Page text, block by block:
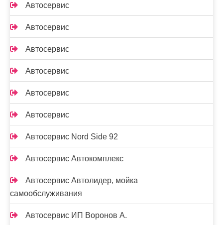
Автосервис
Автосервис
Автосервис
Автосервис
Автосервис
Автосервис
Автосервис Nord Side 92
Автосервис Автокомплекс
Автосервис Автолидер, мойка
самообслуживания
Автосервис ИП Воронов А.